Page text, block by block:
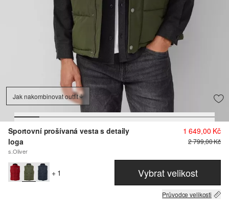
Jak nakombinovat outfit
Sportovní prošívaná vesta s detaily
loga
s.Oliver
1 649,00 Kč
2 799,00 Kč
+ 1 Vybrat velikost
Průvodce velikosti